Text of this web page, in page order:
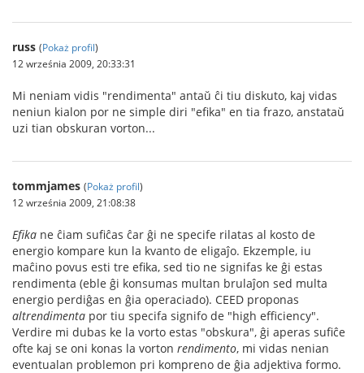
russ (Pokaż profil)
12 września 2009, 20:33:31
Mi neniam vidis "rendimenta" antaŭ ĉi tiu diskuto, kaj vidas
neniun kialon por ne simple diri "efika" en tia frazo, anstataŭ
uzi tian obskuran vorton...
tommjames (Pokaż profil)
12 września 2009, 21:08:38
Efika ne ĉiam sufiĉas ĉar ĝi ne specife rilatas al kosto de
energio kompare kun la kvanto de eligaĵo. Ekzemple, iu
maĉino povus esti tre efika, sed tio ne signifas ke ĝi estas
rendimenta (eble ĝi konsumas multan brulaĵon sed multa
energio perdiĝas en ĝia operaciado). CEED proponas
altrendimenta por tiu specifa signifo de "high efficiency".
Verdire mi dubas ke la vorto estas "obskura", ĝi aperas sufiĉe
ofte kaj se oni konas la vorton rendimento, mi vidas nenian
eventualan problemon pri kompreno de ĝia adjektiva formo.